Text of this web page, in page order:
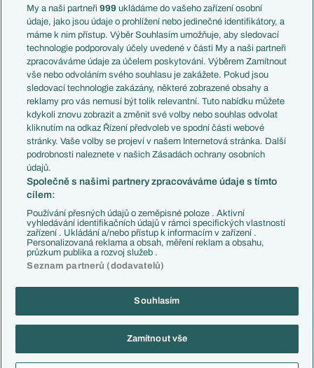
Témata
Představení týmů MS
EuroSkauting
PL v kostce
Evropské koeficienty
Přestupy
Přestupové spekulace
Zranění
Kluby
Arsenal FC
Chelsea FC
Manchester United
AC Milán
Juventus FC
Bayern Mnichov
FC Barcelona
Real Madrid
Francie
Itálie
Německo
Španělsko
Argentina
Brazílie
Přestupy
Zápasy
Livescore
Tipovací soutěž
Copyright © 2001-2026 EuroFotbal.cz. Využíváme zpravodajství ČTK.
Informace o zpracování osobních údajů
My a naši partneři999 ukládáme do vašeho zařízení osobní
údaje, jako jsou údaje o prohlížení nebo jedinečné identifikátory, a
máme k nim přístup. Výběr Souhlasím umožňuje, aby sledovací
technologie podporovaly účely uvedené v části My a naši partneři
zpracováváme údaje za účelem poskytování. Výběrem Zamítnout
vše nebo odvoláním svého souhlasu je zakážete. Pokud jsou
sledovací technologie zakázány, některé zobrazené obsahy a
reklamy pro vás nemusí být tolik relevantní. Tuto nabídku můžete
kdykoli znovu zobrazit a změnit své volby nebo souhlas odvolat
kliknutím na odkaz Řízení předvoleb ve spodní části webové
stránky. Vaše volby se projeví v našem Internetová stránka. Další
podrobnosti naleznete v našich Zásadách ochrany osobních
údajů.
Společně s našimi partnery zpracováváme údaje s tímto
cílem:
Používání přesných údajů o zeměpisné poloze . Aktivní
vyhledávání identifikačních údajů v rámci specifických vlastností
zařízení . Ukládání a/nebo přístup k informacím v zařízení .
Personalizovaná reklama a obsah, měření reklam a obsahu,
průzkum publika a rozvoj služeb .
Seznam partnerů (dodavatelů)
Souhlasím
Zamítnout vše